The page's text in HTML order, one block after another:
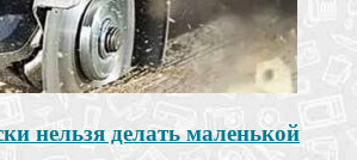
нельзя делать маленькой